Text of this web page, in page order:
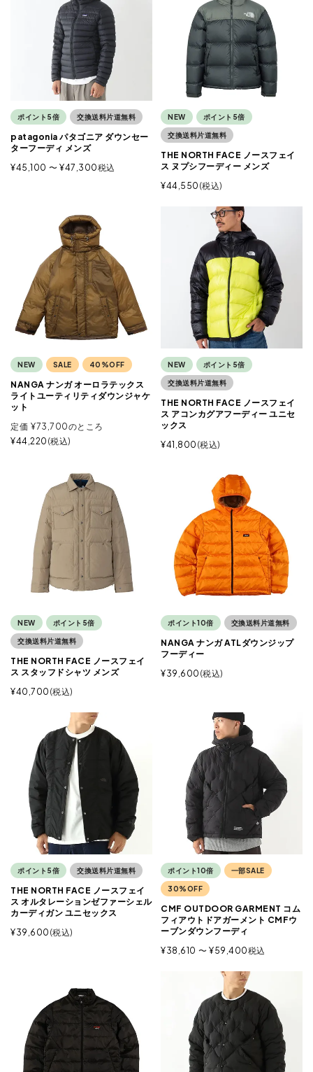
ポイント5倍 交換送料片道無料
patagonia パタゴニア ダウンセー
ターフーディ メンズ
¥45,100 〜 ¥47,300税込
NEW ポイント5倍
交換送料片道無料
THE NORTH FACE ノースフェイ
ス ヌプシフーディー メンズ
¥44,550 税込
NEW SALE 40%OFF
NANGA ナンガ オーロラテックス
ライトユーティリティダウンジャケ
ット
定価 ¥73,700のところ
¥44,220 税込
NEW ポイント5倍
交換送料片道無料
THE NORTH FACE ノースフェイ
ス アコンカグアフーディー ユニセ
ックス
¥41,800 税込
NEW ポイント5倍
交換送料片道無料
THE NORTH FACE ノースフェイ
ス スタッフドシャツ メンズ
¥40,700 税込
ポイント10倍 交換送料片道無料
NANGA ナンガ ATLダウンジップ
フーディー
¥39,600 税込
ポイント5倍 交換送料片道無料
THE NORTH FACE ノースフェイ
ス オルタレーションゼファーシェル
カーディガン ユニセックス
¥39,600 税込
ポイント10倍 一部SALE
30%OFF
CMF OUTDOOR GARMENT コム
フィアウトドアガーメント CMFウ
ーブンダウンフーディ
¥38,610 〜 ¥59,400税込